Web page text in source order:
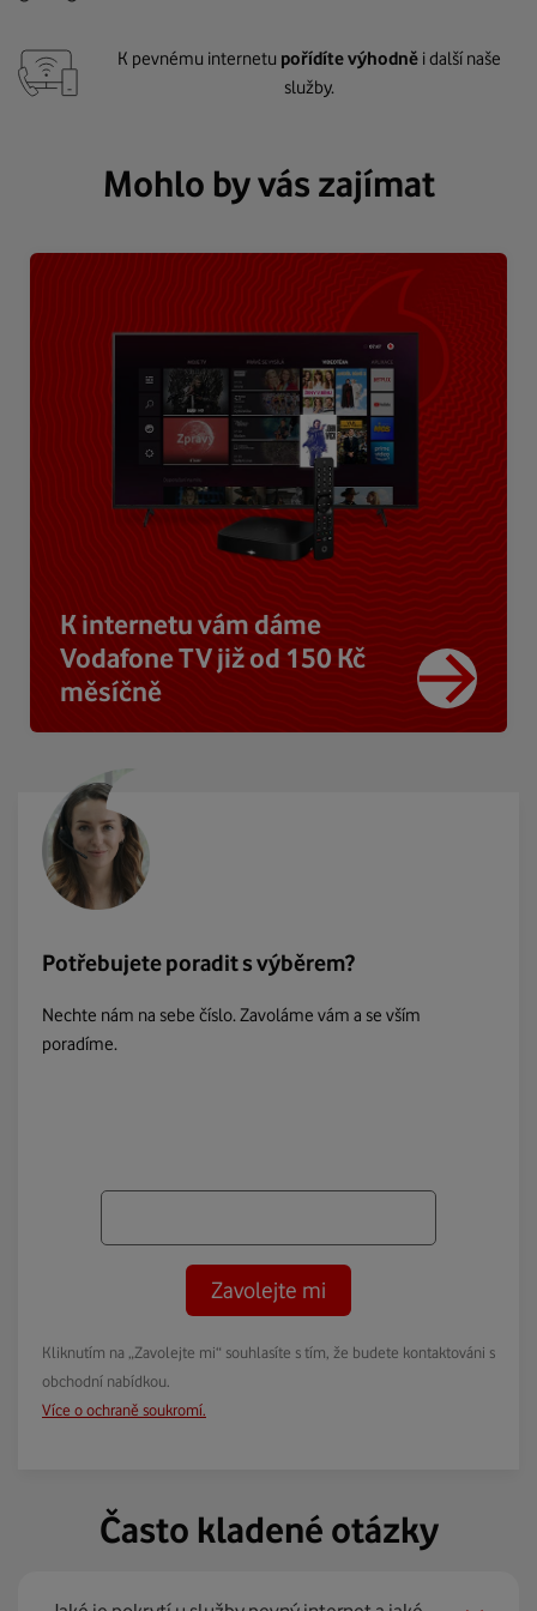
K pevnému internetu pořídíte výhodně i další naše
služby.
Mohlo by vás zajímat
K internetu vám dáme
Vodafone TV již od 150 Kč
měsíčně
Potřebujete poradit s výběrem?
Nechte nám na sebe číslo. Zavoláme vám a se vším
poradíme.
Zavolejte mi
Kliknutím na „Zavolejte mi“ souhlasíte s tím, že budete kontaktováni s
obchodní nabídkou.
Více o ochraně soukromí.
Často kladené otázky